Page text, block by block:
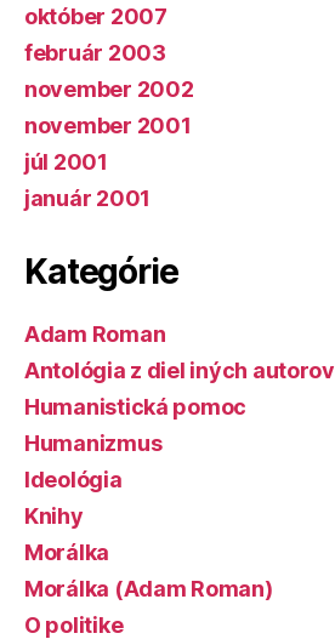
október 2007
február 2003
november 2002
november 2001
júl 2001
január 2001
Kategórie
Adam Roman
Antológia z diel iných autorov
Humanistická pomoc
Humanizmus
Ideológia
Knihy
Morálka
Morálka (Adam Roman)
O politike